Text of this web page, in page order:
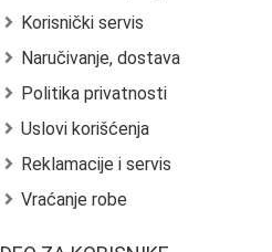
Korisnički servis
Naručivanje, dostava
Politika privatnosti
Uslovi korišćenja
Reklamacije i servis
Vraćanje robe